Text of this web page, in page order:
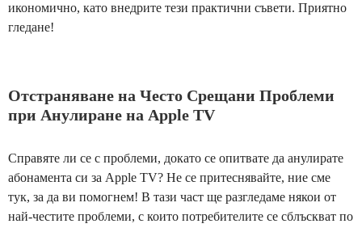
икономично, като внедрите тези практични съвети. Приятно
гледане!
Отстраняване на Често Срещани Проблеми
при Анулиране на Apple TV
Справяте ли се с проблеми, докато се опитвате да анулирате
абонамента си за Apple TV? Не се притеснявайте, ние сме
тук, за да ви помогнем! В тази част ще разгледаме някои от
най-честите проблеми, с които потребителите се сблъскват по